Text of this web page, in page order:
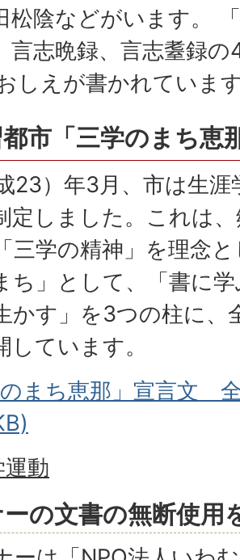
松陰などがいます。
言志晩録、言志耋録
しえが書かれていま
市「三学のまち恵
23）年3月、市は生
定しました。これは
三学の精神」を理念
ち」として、「書に
かす」を3つの柱に
しています。
のまち恵那」宣言文
動
の文書の無断使用